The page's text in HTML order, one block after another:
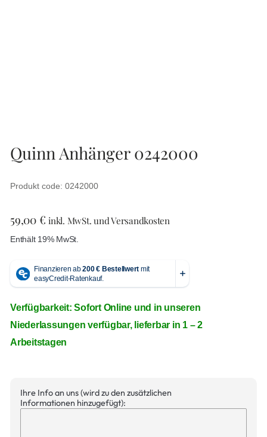
Quinn Anhänger 0242000
Produkt code: 0242000
59,00€ inkl. MwSt. und Versandkosten
Enthält 19% MwSt.
Verfügbarkeit: Sofort Online und in unseren
Niederlassungen verfügbar, lieferbar in 1 – 2
Arbeitstagen
Ihre Info an uns (wird zu den zusätzlichen
Informationen hinzugefügt):